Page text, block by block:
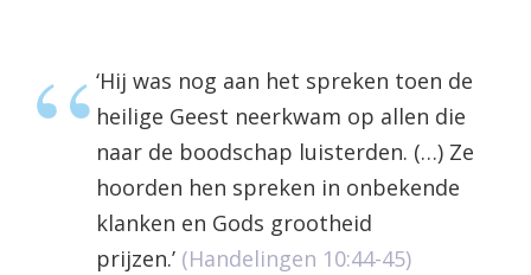
‘Hij was nog aan het spreken toen de
heilige Geest neerkwam op allen die
naar de boodschap luisterden. (…) Ze
hoorden hen spreken in onbekende
klanken en Gods grootheid
prijzen.’ (Handelingen 10:44-45)